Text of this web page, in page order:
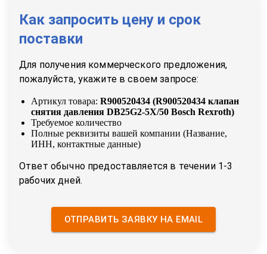
Как запросить цену и срок
поставки
Для получения коммерческого предложения,
пожалуйста, укажите в своем запросе:
Артикул товара: R900520434 (R900520434 клапан
снятия давления DB25G2-5X/50 Bosch Rexroth)
Требуемое количество
Полные реквизиты вашей компании (Название,
ИНН, контактные данные)
Ответ обычно предоставляется в течении 1-3
рабочих дней.
ОТПРАВИТЬ ЗАЯВКУ НА EMAIL